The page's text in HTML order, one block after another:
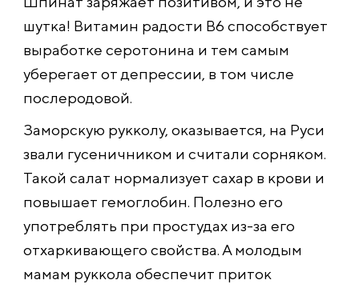
шутка! Витамин радости В6 способствует
выработке серотонина и тем самым
уберегает от депрессии, в том числе
послеродовой.
Заморскую рукколу, оказывается, на Руси
звали гусеничником и считали сорняком.
Такой салат нормализует сахар в крови и
повышает гемоглобин. Полезно его
употреблять при простудах из-за его
отхаркивающего свойства. А молодым
мамам руккола обеспечит приток